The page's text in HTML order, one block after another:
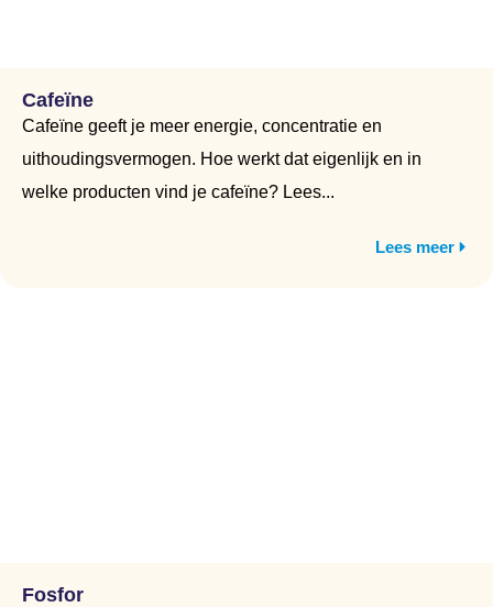
Cafeïne
Cafeïne geeft je meer energie, concentratie en
uithoudingsvermogen. Hoe werkt dat eigenlijk en in
welke producten vind je cafeïne? Lees...
Lees meer
Fosfor